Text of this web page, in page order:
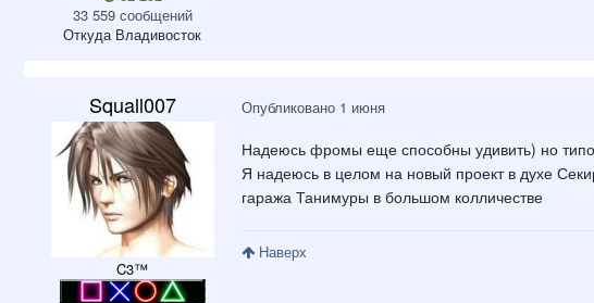
33 559 сообщений
Откуда Владивосток
Squall007
C3™
Опубликовано 1 июня
Надеюсь фромы еще способны удивить) но
Я надеюсь в целом на новый проект в духе
гаража Танимуры в большом колличестве
Наверх